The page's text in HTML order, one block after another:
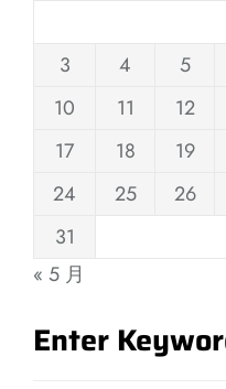
3
4 5
10
11 12
17
18 19
24
25 26
31
« 5 月
Enter